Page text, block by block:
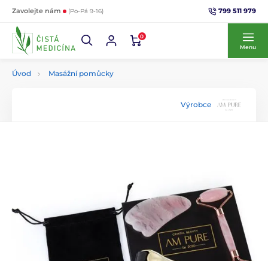
Zavolejte nám (Po-Pá 9-16) 799 511 979
0
Menu
Úvod Masážní pomůcky
Výrobce